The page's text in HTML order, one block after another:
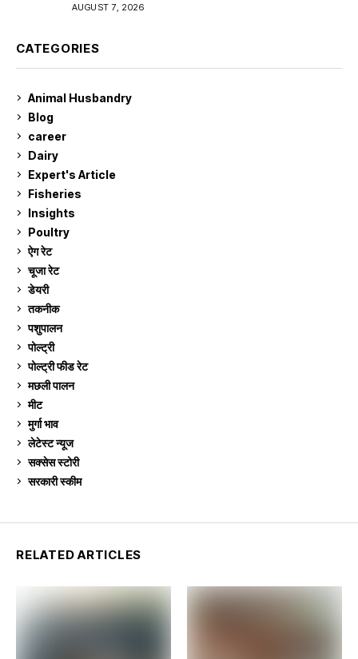
AUGUST 7, 2026
CATEGORIES
Animal Husbandry
Blog
career
Dairy
Expert's Article
Fisheries
Insights
Poultry
ऐग रेट
चूजा रेट
डेयरी
तकनीक
पशुपालन
पोल्ट्री
पोल्ट्री फीड रेट
मछली पालन
मीट
मुर्गा भाव
लेटेस्ट न्यूज
सक्सेस स्टो‍री
सरकारी स्की‍म
RELATED ARTICLES